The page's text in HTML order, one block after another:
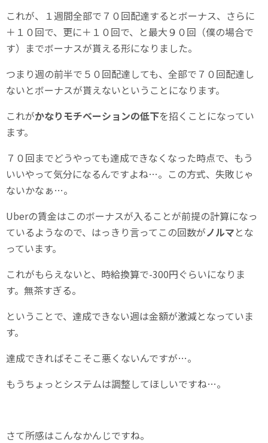
これが、１週間全部で７０回配達するとボーナス、さらに
＋１０回で、更に＋１０回で、と最大９０回（僕の場合で
す）までボーナスが貰える形になりました。
つまり週の前半で５０回配達しても、全部で７０回配達し
ないとボーナスが貰えないということになります。
これがかなりモチベーションの低下を招くことになってい
ます。
７０回までどうやっても達成できなくなった時点で、もう
いいやって気分になるんですよね…。この方式、失敗じゃ
ないかなぁ…。
Uberの賃金はこのボーナスが入ることが前提の計算になっ
ているようなので、はっきり言ってこの回数がノルマとな
っています。
これがもらえないと、時給換算で-300円ぐらいになりま
す。無茶すぎる。
ということで、達成できない週は金額が激減となっていま
す。
達成できればそこそこ悪くないんですが…。
もうちょっとシステムは調整してほしいですね…。
さて所感はこんなかんじですね。